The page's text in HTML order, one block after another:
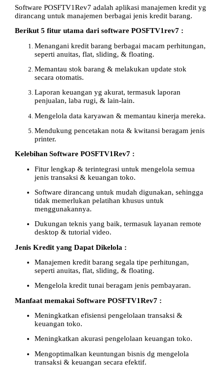
Software POSFTV1Rev7 adalah aplikasi manajemen kredit yg
dirancang untuk manajemen berbagai jenis kredit barang.
Berikut 5 fitur utama dari software POSFTV1rev7 :
Menangani kredit barang berbagai macam perhitungan,
seperti anuitas, flat, sliding, & floating.
Memantau stok barang & melakukan update stok
secara otomatis.
Laporan keuangan yg akurat, termasuk laporan
penjualan, laba rugi, & lain-lain.
Mengelola data karyawan & memantau kinerja mereka.
Mendukung pencetakan nota & kwitansi beragam jenis
printer.
Kelebihan Software POSFTV1Rev7 :
Fitur lengkap & terintegrasi untuk mengelola semua
jenis transaksi & keuangan toko.
Software dirancang untuk mudah digunakan, sehingga
tidak memerlukan pelatihan khusus untuk
menggunakannya.
Dukungan teknis yang baik, termasuk layanan remote
desktop & tutorial video.
Jenis Kredit yang Dapat Dikelola :
Manajemen kredit barang segala tipe perhitungan,
seperti anuitas, flat, sliding, & floating.
Mengelola kredit tunai beragam jenis pembayaran.
Manfaat memakai Software POSFTV1Rev7 :
Meningkatkan efisiensi pengelolaan transaksi &
keuangan toko.
Meningkatkan akurasi pengelolaan keuangan toko.
Mengoptimalkan keuntungan bisnis dg mengelola
transaksi & keuangan secara efektif.